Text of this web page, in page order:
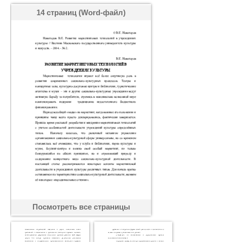
14 страниц (Word-файл)
Посмотреть все страницы